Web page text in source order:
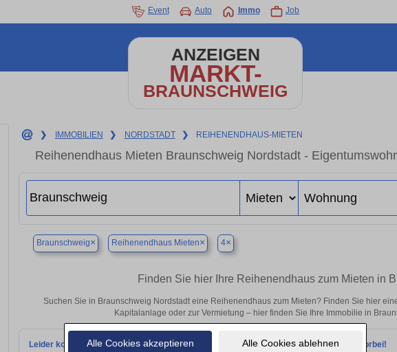
Alle Cookies akzeptieren Alle Cookies ablehnen
Event Auto Immo Job
ANZEIGEN
MARKT-
BRAUNSCHWEIG
❯ IMMOBILIEN ❯ NORDSTADT ❯ REIHENENDHAUS-MIETEN
Reihenendhaus Mieten Braunschweig Nordstadt -
Braunschweig× Reihenendhaus Mieten× 4×
Finden Sie hier Ihre Reihenendhaus zum Mieten in
Suchen Sie in Braunschweig Nordstadt eine Reihenendhaus zum Mieten? Finden Sie hier
Kapitalanlage oder zur Vermietung – hier finden Sie Ihre Immobilie in
Leider konnten wir derzeit keine passenden Objekte finden. Schauen Sie bald wieder vorbei!